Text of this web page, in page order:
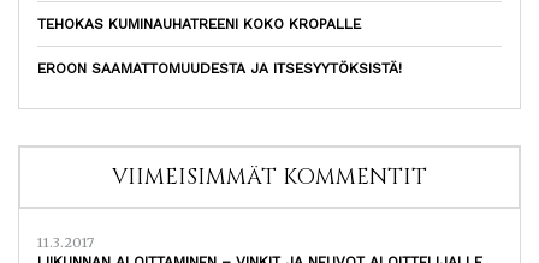
TEHOKAS KUMINAUHATREENI KOKO KROPALLE
EROON SAAMATTOMUUDESTA JA ITSESYYTÖKSISTÄ!
VIIMEISIMMÄT KOMMENTIT
11.3.2017